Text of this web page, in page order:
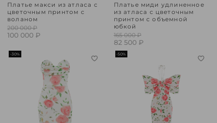
Платье макси из атласа с
цветочным принтом с
воланом
200 000 ₽
100 000 ₽
Платье миди удлиненное
из атласа с цветочным
принтом с объемной
юбкой
165 000 ₽
82 500 ₽
-30% -50%